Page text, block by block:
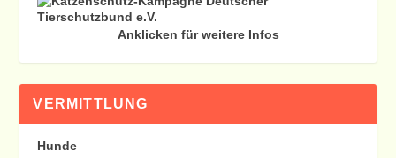
Anklicken für weitere Infos
VERMITTLUNG
Hunde